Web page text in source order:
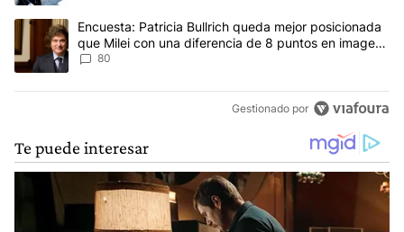
Un artículo de tendencia con el título "Encuesta: Patricia
Encuesta: Patricia Bullrich queda mejor posicionada
que Milei con una diferencia de 8 puntos en imagen
negativa
80
Gestionado por